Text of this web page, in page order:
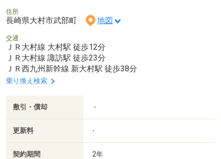
住所
長崎県大村市武部町 地図
交通
ＪＲ大村線 大村駅 徒歩12分
ＪＲ大村線 諏訪駅 徒歩23分
ＪＲ西九州新幹線 新大村駅 徒歩38分
乗り換え検索
敷引・償却 -
更新料 -
契約期間 2年